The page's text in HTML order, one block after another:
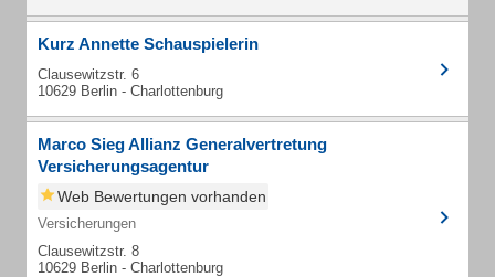
Kurz Annette Schauspielerin
Clausewitzstr. 6
10629 Berlin - Charlottenburg
Marco Sieg Allianz Generalvertretung
Versicherungsagentur
Web Bewertungen vorhanden
Versicherungen
Clausewitzstr. 8
10629 Berlin - Charlottenburg